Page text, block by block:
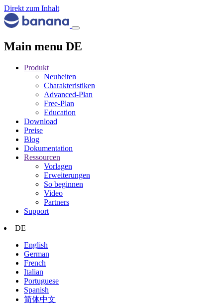
Direkt zum Inhalt
Main menu DE
Produkt
Neuheiten
Charakteristiken
Advanced-Plan
Free-Plan
Education
Download
Preise
Blog
Dokumentation
Ressourcen
Vorlagen
Erweiterungen
So beginnen
Video
Partners
Support
DE
English
German
French
Italian
Portuguese
Spanish
简体中文